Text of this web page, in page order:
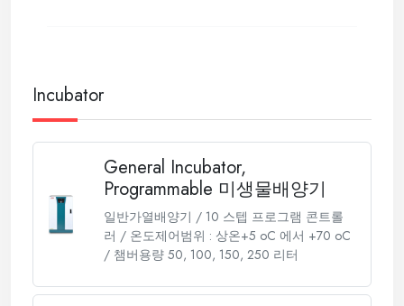
Incubator
General Incubator,
Programmable 미생물배양기
일반가열배양기 / 10 스텝 프로그램 콘트롤
러 / 온도제어범위 : 상온+5 oC 에서 +70 oC
/ 챔버용량 50, 100, 150, 250 리터